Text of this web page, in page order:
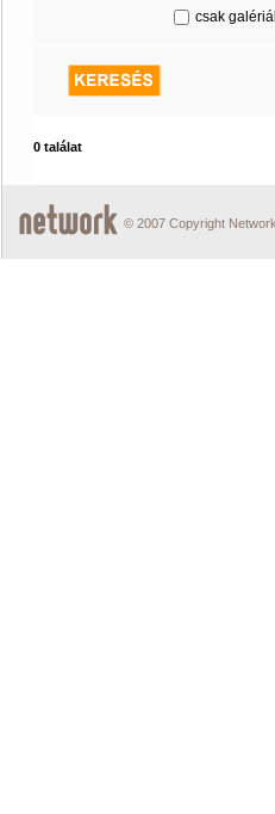
csak
0 találat
© 2007 Copyright